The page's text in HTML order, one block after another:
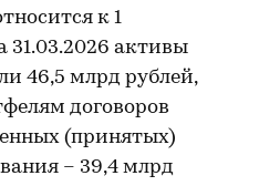
к 1
31.03.2026 активы
46,5 млрд рублей,
договоров
(принятых)
– 39,4 млрд